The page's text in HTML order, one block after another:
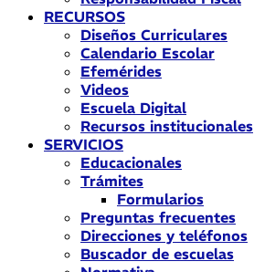
RECURSOS
Diseños Curriculares
Calendario Escolar
Efemérides
Videos
Escuela Digital
Recursos institucionales
SERVICIOS
Educacionales
Trámites
Formularios
Preguntas frecuentes
Direcciones y teléfonos
Buscador de escuelas